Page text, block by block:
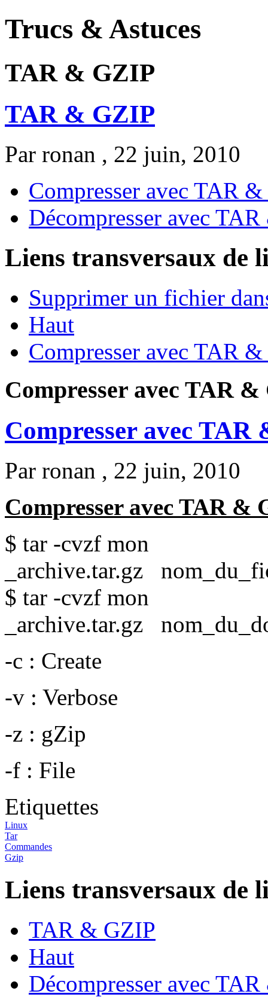
Trucs & Astuces
TAR & GZIP
TAR & GZIP
Par ronan , 22 juin, 2010
Compresser avec TAR
Décompresser avec
Liens transversaux de
Supprimer un fichier
Haut
Compresser avec TAR
Compresser avec TAR
Compresser avec TAR
Par ronan , 22 juin, 2010
Compresser avec TAR &
$ tar -cvzf mon
_archive.tar.gz
$ tar -cvzf mon
_archive.tar.gz
-c : Create
-v : Verbose
-z : gZip
-f : File
Etiquettes
Linux
Tar
Commandes
Gzip
Liens transversaux de
TAR & GZIP
Haut
Décompresser avec